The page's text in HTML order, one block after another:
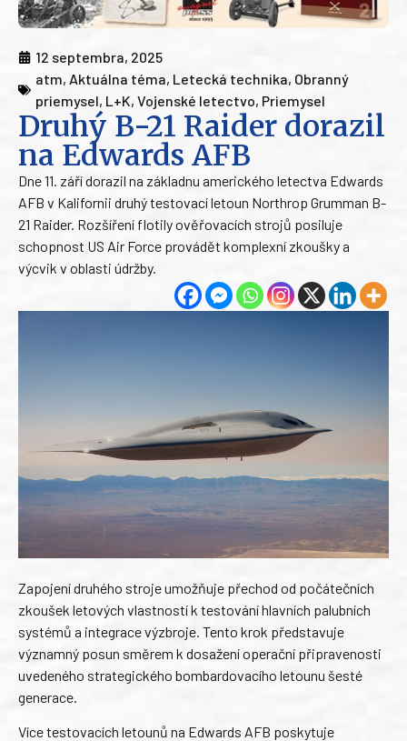
12 septembra, 2025
atm, Aktuálna téma, Letecká technika, Obranný
priemysel, L+K, Vojenské letectvo, Priemysel
Druhý B-21 Raider dorazil
na Edwards AFB
Dne 11. září dorazil na základnu amerického letectva Edwards
AFB v Kalifornii druhý testovací letoun Northrop Grumman B-
21 Raider. Rozšíření flotily ověřovacích strojů posiluje
schopnost US Air Force provádět komplexní zkoušky a
výcvik v oblasti údržby.
Zapojení druhého stroje umožňuje přechod od počátečních
zkoušek letových vlastností k testování hlavních palubních
systémů a integrace výzbroje. Tento krok představuje
významný posun směrem k dosažení operační připravenosti
uvedeného strategického bombardovacího letounu šesté
generace.
Více testovacích letounů na Edwards AFB poskytuje